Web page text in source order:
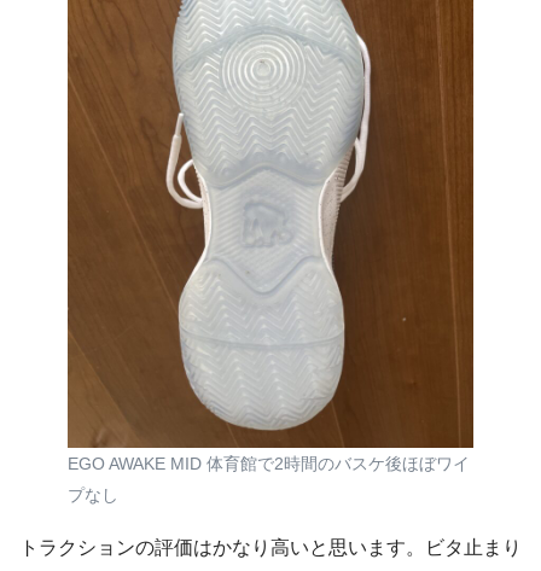
EGO AWAKE MID 体育館で2時間のバスケ後ほぼワイ
プなし
トラクションの評価はかなり高いと思います。ビタ止まり